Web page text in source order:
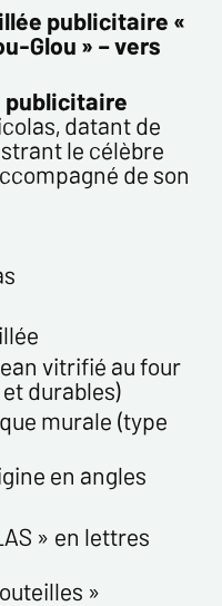
publicitaire «
Glou » – vers
publicitaire
datant de
le célèbre
de son
vitrifié au four
durables)
murale (type
en angles
» en lettres
»